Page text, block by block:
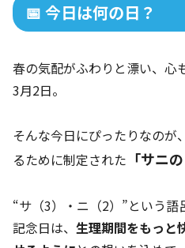
📅 今日は何の日？
春の気配がふわりと漂い、心
3月2日。
そんな今日にぴったりなのが
るために制定された 「サニの
“サ（3）・ニ（2）”という
記念日は、 生理期間をもっと